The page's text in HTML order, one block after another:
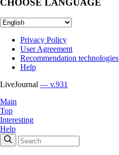
CHOOSE LANGUAGE
Privacy Policy
User Agreement
Recommendation technologies
Help
LiveJournal — v.931
Main
Top
Interesting
Help